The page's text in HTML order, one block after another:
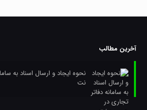
آخرین مطالب
نحوه ایجاد و ارسال اسناد به
نت